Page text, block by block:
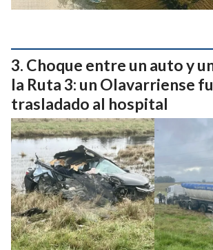
Choque entre un auto y
la Ruta 3: un Olavarriense
trasladado al hospital